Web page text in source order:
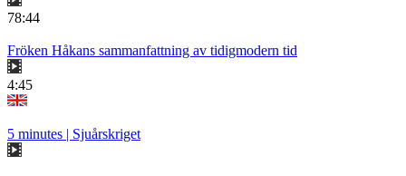
78:44
Fröken Håkans sammanfattning av tidigmodern tid
4:45
5 minutes | Sjuårskriget